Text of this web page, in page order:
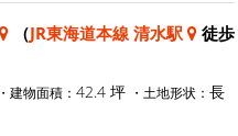
（JR東海道本線 清水駅
徒歩
・建物面積： 42.4 坪 ・土地形状： 長